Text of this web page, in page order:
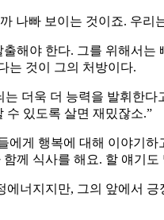
나빠 보이는 것이죠. 우
해야 한다. 그를 위해서
는 것이 그의 처방이다.
더욱 더 능력을 발휘한
수 있도록 살면 재밌잖소.”
게 행복에 대해 이야기
께 식사를 해요. 할 얘기도
너지지만, 그의 앞에서